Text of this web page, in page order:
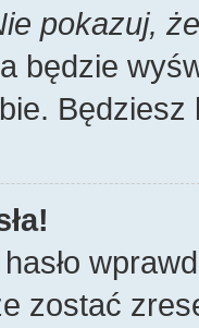
pokazuj,
będzie
zostać